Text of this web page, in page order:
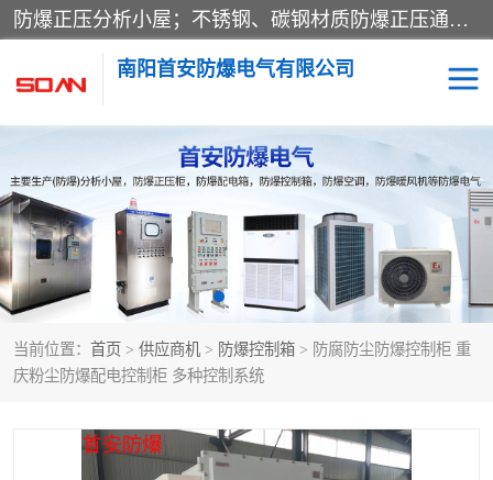
防爆正压分析小屋；不锈钢、碳钢材质防爆正压通风柜，分上下、左右、外挂三种款式；立式、挂式防爆配电柜体；不锈钢、碳钢防爆变频、磁力、星三角启动器；不锈钢、碳钢、铸铝防爆控制箱柜；可操作按键、多块式防爆仪表箱；多材质防爆接线箱；台式防爆电脑、防爆监视器。产品适配石油、化工、煤炭、电力、纺织、酿酒、航天、铁路、冶金、船舶、消防、市政等多行业工况使用。
南阳首安防爆电气有限公司
当前位置： 首页 > 供应商机 > 防爆控制箱 > 防腐防尘防爆控制柜 重
庆粉尘防爆配电控制柜 多种控制系统
防爆小屋 防爆正压柜
防爆空调 防爆配电箱
防爆控制箱 防爆接线箱
防爆操作柱 防爆监视显示器